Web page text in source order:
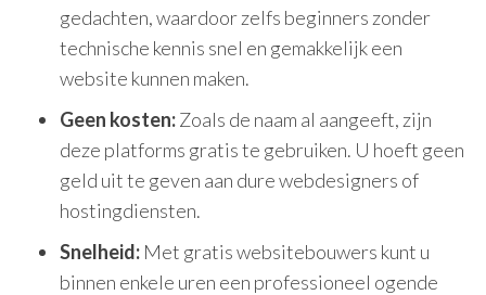
gedachten, waardoor zelfs beginners zonder
technische kennis snel en gemakkelijk een
website kunnen maken.
Geen kosten:Zoals de naam al aangeeft, zijn
deze platforms gratis te gebruiken. U hoeft geen
geld uit te geven aan dure webdesigners of
hostingdiensten.
Snelheid: Met gratis websitebouwers kunt u
binnen enkele uren een professioneel ogende